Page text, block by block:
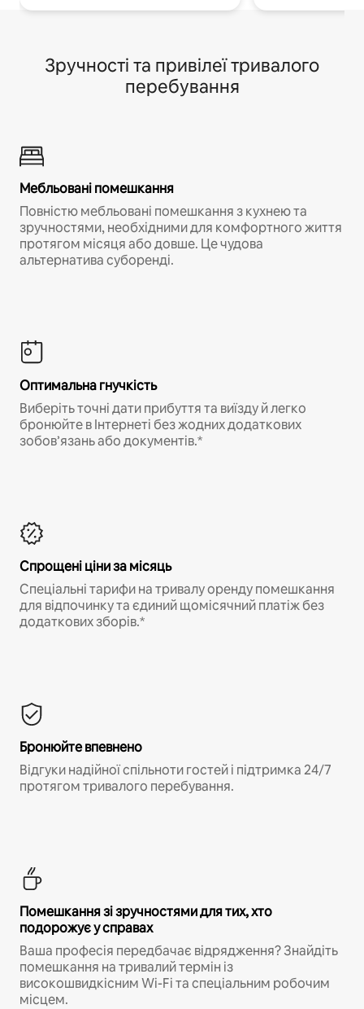
Зручності та привілеї тривалого
перебування
Мебльовані помешкання
Повністю мебльовані помешкання з кухнею та
зручностями, необхідними для комфортного життя
протягом місяця або довше. Це чудова
альтернатива суборенді.
Оптимальна гнучкість
Виберіть точні дати прибуття та виїзду й легко
бронюйте в Інтернеті без жодних додаткових
зобов’язань або документів.*
Спрощені ціни за місяць
Спеціальні тарифи на тривалу оренду помешкання
для відпочинку та єдиний щомісячний платіж без
додаткових зборів.*
Бронюйте впевнено
Відгуки надійної спільноти гостей і підтримка 24/7
протягом тривалого перебування.
Помешкання зі зручностями для тих, хто
подорожує у справах
Ваша професія передбачає відрядження? Знайдіть
помешкання на тривалий термін із
високошвидкісним Wi-Fi та спеціальним робочим
місцем.